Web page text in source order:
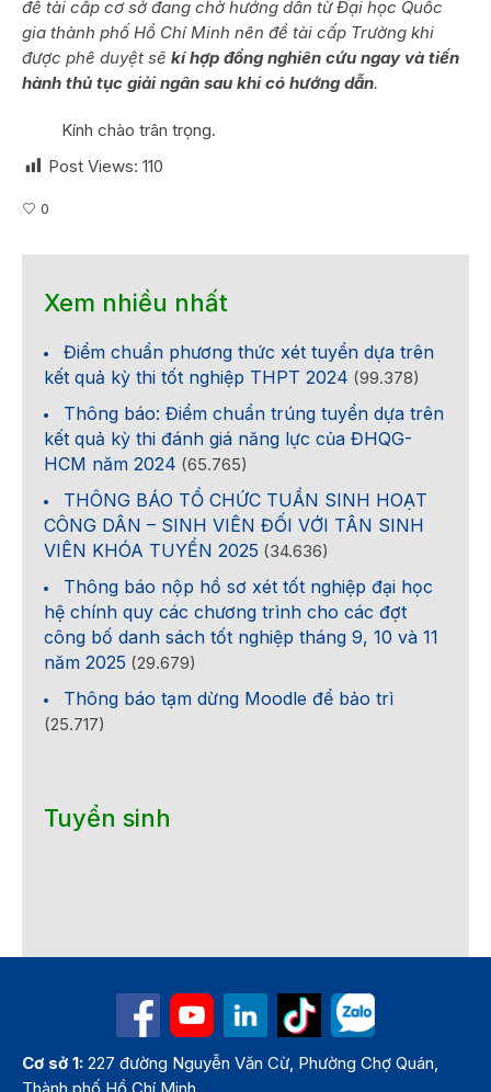
đề tài cấp cơ sở đang chờ hướng dẫn từ Đại học Quốc
gia thành phố Hồ Chí Minh nên đề tài cấp Trường khi
được phê duyệt sẽ kí hợp đồng nghiên cứu ngay và tiến
hành thủ tục giải ngân sau khi có hướng dẫn.
Kính chào trân trọng.
Post Views: 110
0
Xem nhiều nhất
Điểm chuẩn phương thức xét tuyển dựa trên
kết quả kỳ thi tốt nghiệp THPT 2024 (99.378)
Thông báo: Điểm chuẩn trúng tuyển dựa trên
kết quả kỳ thi đánh giá năng lực của ĐHQG-
HCM năm 2024 (65.765)
THÔNG BÁO TỔ CHỨC TUẦN SINH HOẠT
CÔNG DÂN – SINH VIÊN ĐỐI VỚI TÂN SINH
VIÊN KHÓA TUYỂN 2025 (34.636)
Thông báo nộp hồ sơ xét tốt nghiệp đại học
hệ chính quy các chương trình cho các đợt
công bố danh sách tốt nghiệp tháng 9, 10 và 11
năm 2025 (29.679)
Thông báo tạm dừng Moodle để bảo trì
(25.717)
Tuyển sinh
Cơ sở 1: 227 đường Nguyễn Văn Cừ, Phường Chợ Quán,